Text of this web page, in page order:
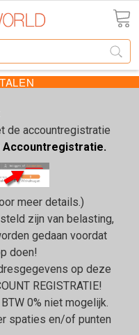
de accountregistratie
Accountregistratie.
meer details.)
zijn van belasting,
gedaan voordat
doen!
op deze
REGISTRATIE!
0% niet mogelijk.
spaties en/of punten